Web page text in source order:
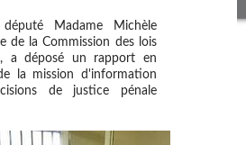
Madame Michèle
de la Commission des lois
a déposé un rapport en
la mission d'information
de justice pénale